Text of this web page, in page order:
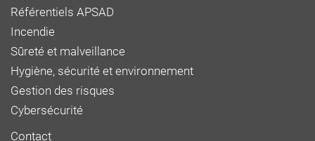
Référentiels APSAD
Incendie
Sûreté et malveillance
Hygiène, sécurité et environnement
Gestion des risques
Cybersécurité
Contact